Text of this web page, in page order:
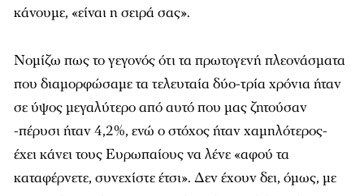
Νομίζω πως το γεγονός ότι τα πρωτογενή πλεονάσματα
σε ύψος μεγαλύτερο από αυτό που μας ζητούσαν
-πέρυσι ήταν 4,2%, ενώ ο στόχος ήταν χαμηλότερος-
έχει κάνει τους Ευρωπαίους να λένε «αφού τα
καταφέρνετε, συνεχίστε έτσι». Δεν έχουν δει, όμως, με
ποιο τρόπο το έχουμε καταφέρει, ότι αυτό έχει γίνει
βάρος της πραγματικής οικονομίας. Αυτό νομίζω